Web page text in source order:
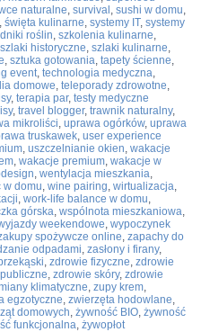
naturalne, survival , sushi w domu,
, święta kulinarne, systemy IT, systemy
roślin, szkolenia kulinarne,
szlaki historyczne, szlaki kulinarne,
, sztuka gotowania, tapety ścienne,
event, technologia medyczna,
domowe, teleporady zdrowotne,
, terapia par, testy medyczne
, travel blogger, trawnik naturalny,
mikroliści, uprawa ogórków, uprawa
truskawek, user experience
, uszczelnianie okien, wakacje
, wakacje premium, wakacje w
, wentylacja mieszkania,
w domu, wine pairing, wirtualizacja,
, work-life balance w domu,
górska, wspólnota mieszkaniowa,
weekendowe, wypoczynek
spożywcze online, zapachy do
odpadami, zasłony i firany,
, zdrowie fizyczne, zdrowie
, zdrowie skóry, zdrowie
klimatyczne, zupy krem,
egzotyczne, zwierzęta hodowlane,
domowych, żywność BIO, żywność
funkcjonalna, żywopłot